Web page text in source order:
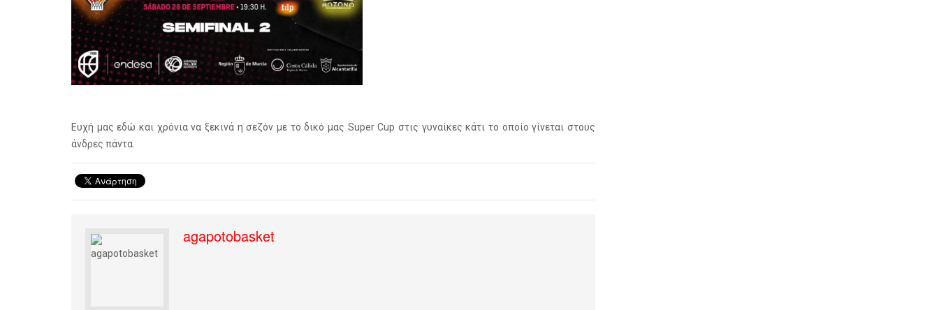
Ευχή μας εδώ και χρόνια να ξεκινά η σεζόν με το δικό μας Super Cup στις γυναίκες κάτι το οποίο γίνεται στους
άνδρες πάντα.
agapotobasket